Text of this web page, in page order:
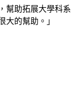
幫助拓展大學科系
的幫助。」